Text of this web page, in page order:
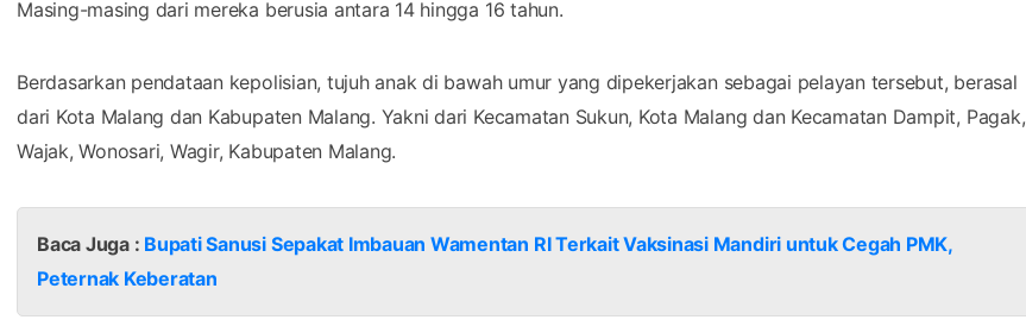
Masing-masing dari mereka berusia antara 14 hingga 16 tahun.
Berdasarkan pendataan kepolisian, tujuh anak di bawah umur yang dipekerjakan sebagai pelayan tersebut, berasal
dari Kota Malang dan Kabupaten Malang. Yakni dari Kecamatan Sukun, Kota Malang dan Kecamatan Dampit, Pagak,
Wajak, Wonosari, Wagir, Kabupaten Malang.
Baca Juga : Bupati Sanusi Sepakat Imbauan Wamentan RI Terkait Vaksinasi Mandiri untuk Cegah PMK,
Peternak Keberatan